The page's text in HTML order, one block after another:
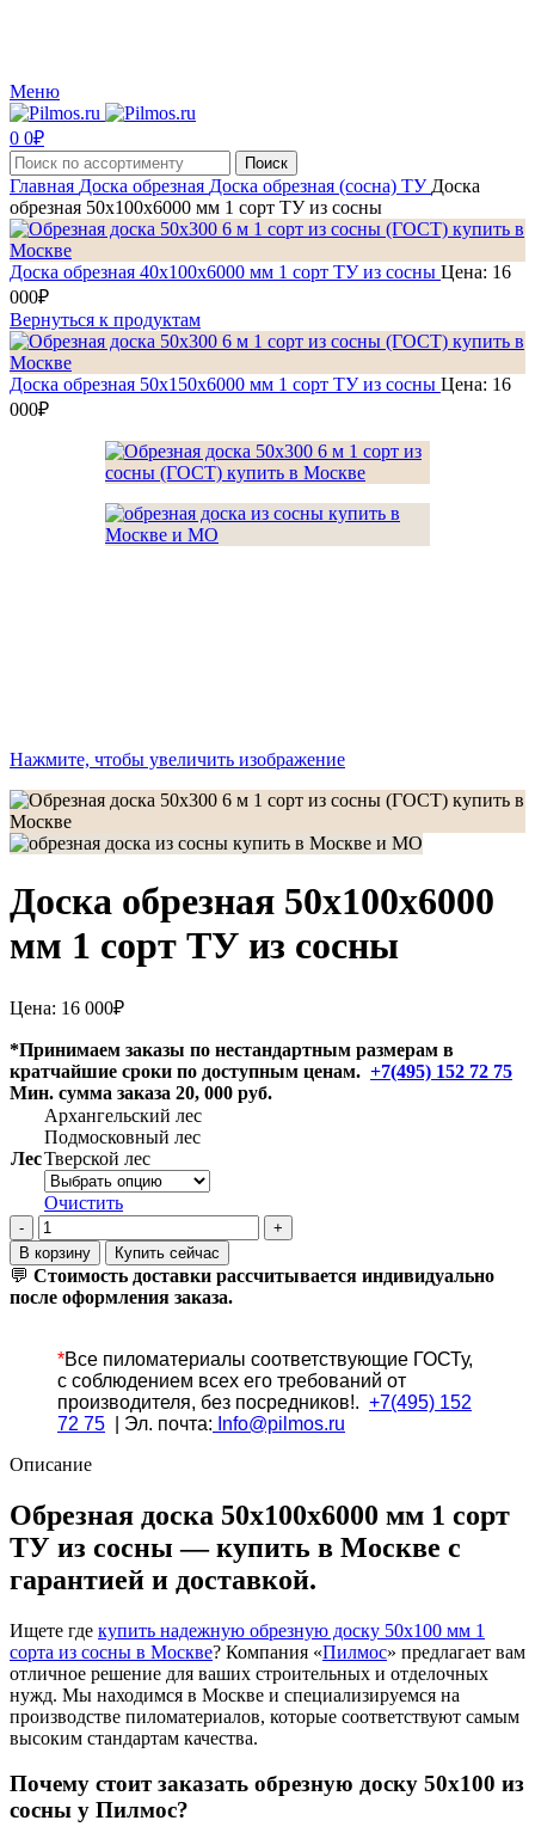
Меню
0 0₽
Поиск
Главная Доска обрезная Доска обрезная (сосна) ТУ Доска
обрезная 50х100х6000 мм 1 сорт ТУ из сосны
Доска обрезная 40х100х6000 мм 1 сорт ТУ из сосны Цена: 16
000₽
Вернуться к продуктам
Доска обрезная 50х150х6000 мм 1 сорт ТУ из сосны Цена: 16
000₽
Нажмите, чтобы увеличить изображение
Доска обрезная 50х100х6000
мм 1 сорт ТУ из сосны
Цена: 16 000₽
*Принимаем заказы по нестандартным размерам в
кратчайшие сроки по доступным ценам. +7(495) 152 72 75
Мин. сумма заказа 20, 000 руб.
Лес
Архангельский лес
Подмосковный лес
Тверской лес
Очистить
Количество
товара
Доска
обрезная
50х100х6000
сорт
ТУ
сосны
В корзину Купить сейчас
💬 Стоимость доставки рассчитывается индивидуально
после оформления заказа.
*Все пиломатериалы соответствующие ГОСТу,
с соблюдением всех его требований от
производителя, без посредников!. +7(495) 152
72 75 | Эл. почта: Info@pilmos.ru
Описание
Обрезная доска 50х100х6000 мм 1 сорт
ТУ из сосны — купить в Москве с
гарантией и доставкой.
Ищете где купить надежную обрезную доску 50х100 мм 1
сорта из сосны в Москве? Компания «Пилмос» предлагает вам
отличное решение для ваших строительных и отделочных
нужд. Мы находимся в Москве и специализируемся на
производстве пиломатериалов, которые соответствуют самым
высоким стандартам качества.
Почему стоит заказать обрезную доску 50х100 из
сосны у Пилмос?